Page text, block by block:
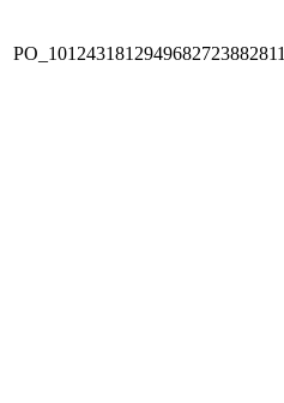
PO_1012431812949682723882811